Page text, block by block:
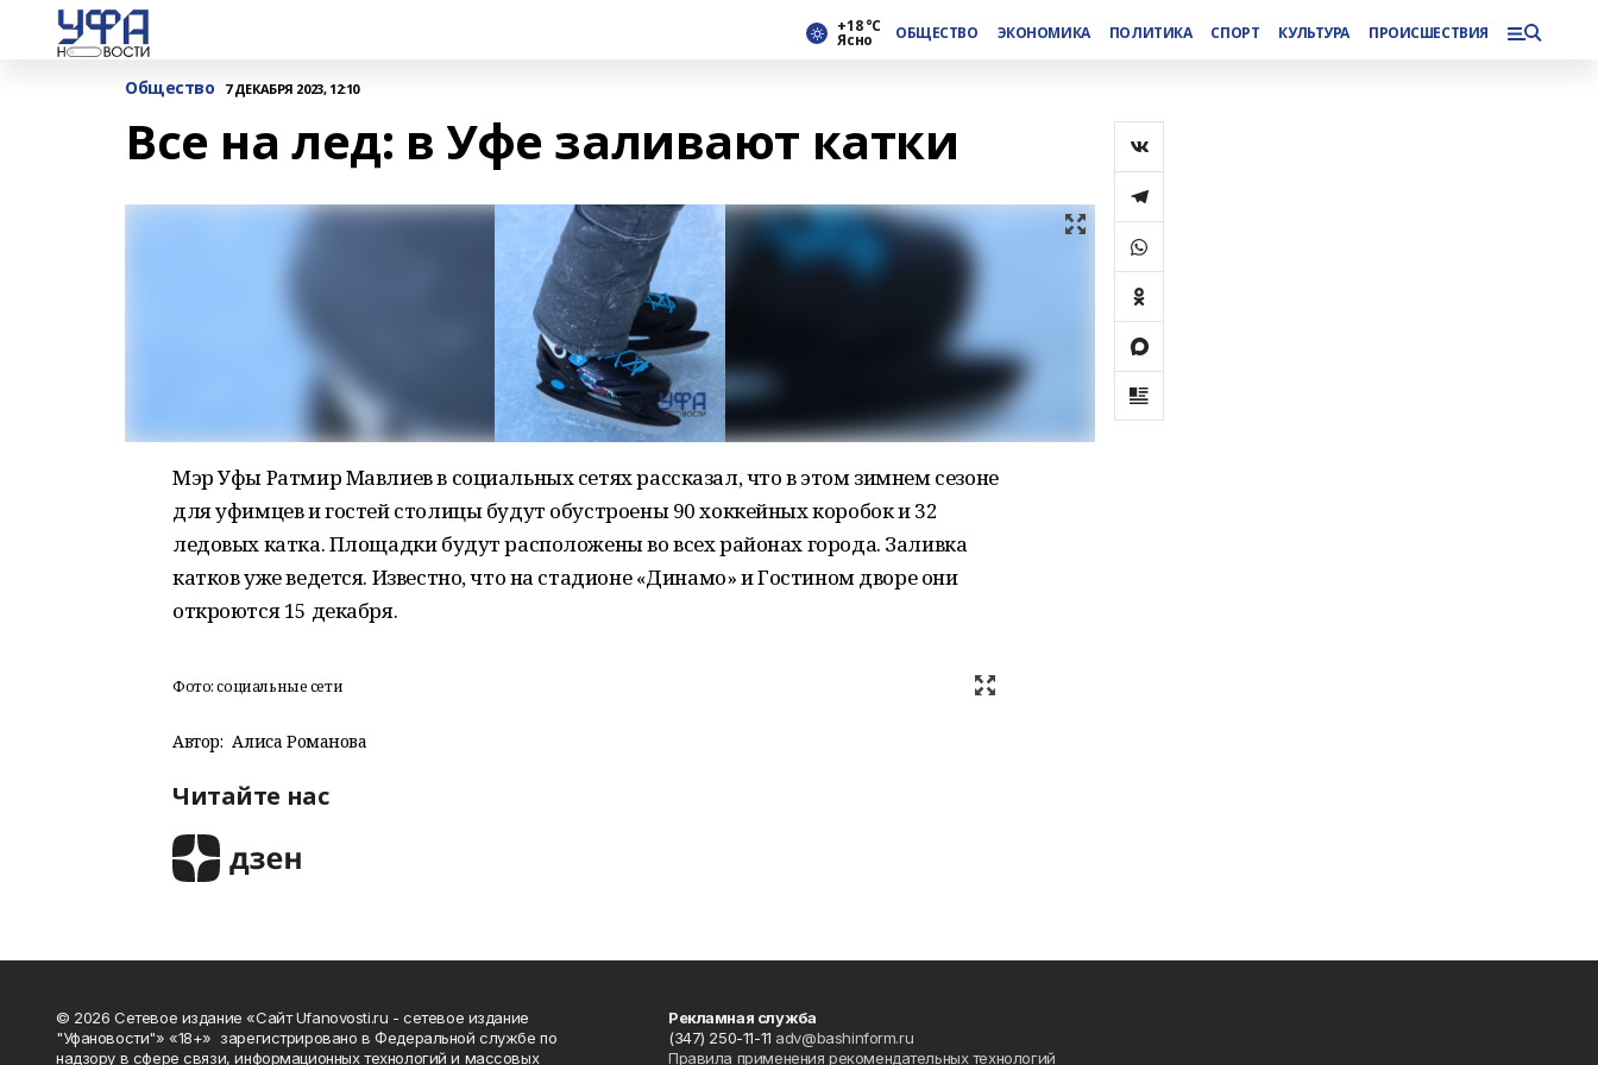
+18 °С
Ясно ОБЩЕСТВО ЭКОНОМИКА ПОЛИТИКА СПОРТ КУЛЬТУРА ПРОИСШЕСТВИЯ
Общество 7 ДЕКАБРЯ 2023, 12:10
Все на лед: в Уфе заливают катки
Мэр Уфы Ратмир Мавлиев в социальных сетях рассказал, что в этом зимнем сезоне
для уфимцев и гостей столицы будут обустроены 90 хоккейных коробок и 32
ледовых катка. Площадки будут расположены во всех районах города. Заливка
катков уже ведется. Известно, что на стадионе «Динамо» и Гостином дворе они
откроются 15 декабря.
Фото: социальные сети
Автор: Алиса Романова
Читайте нас
© 2026 Сетевое издание «Сайт Ufanovosti.ru - сетевое издание
"Уфановости"» «18+» зарегистрировано в Федеральной службе по
надзору в сфере связи, информационных технологий и массовых
Рекламная служба
(347) 250-11-11 adv@bashinform.ru
Правила применения рекомендательных технологий